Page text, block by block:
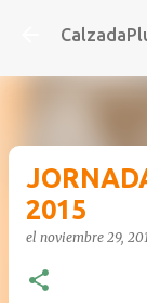
2015
el noviembre 29,